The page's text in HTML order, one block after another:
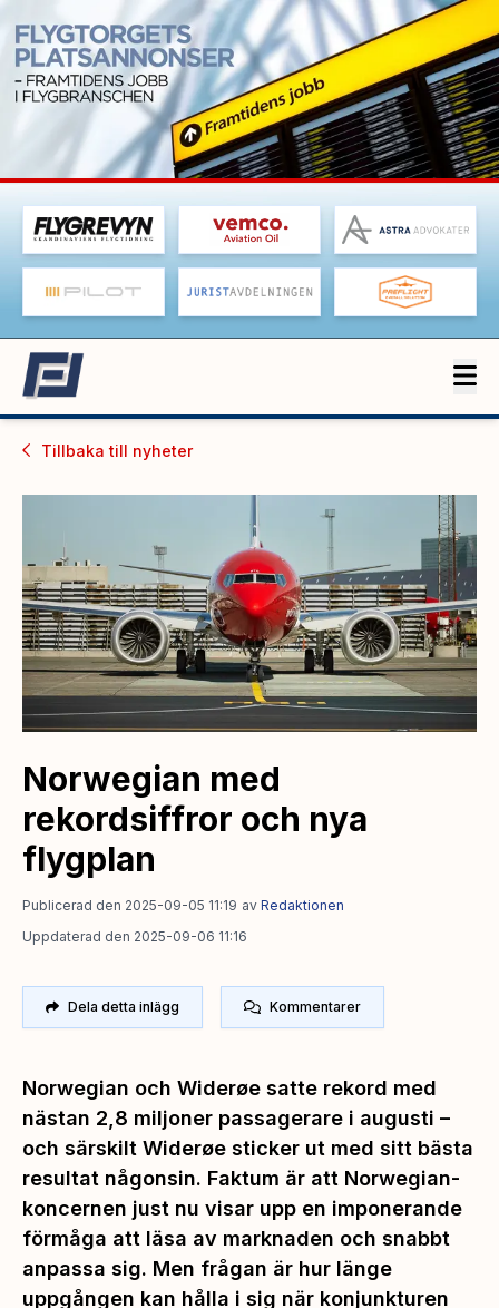
Tillbaka till nyheter
Norwegian med
rekordsiffror och nya
flygplan
Publicerad den 2025-09-05 11:19 av Redaktionen
Uppdaterad den 2025-09-06 11:16
Dela detta inlägg Kommentarer
Norwegian och Widerøe satte rekord med
nästan 2,8 miljoner passagerare i augusti –
och särskilt Widerøe sticker ut med sitt bästa
resultat någonsin. Faktum är att Norwegian-
koncernen just nu visar upp en imponerande
förmåga att läsa av marknaden och snabbt
anpassa sig. Men frågan är hur länge
uppgången kan hålla i sig när konjunkturen